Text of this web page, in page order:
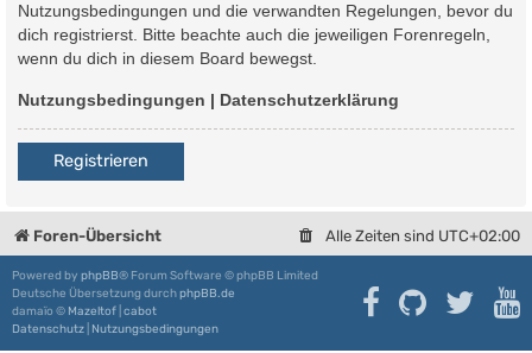
Nutzungsbedingungen und die verwandten Regelungen, bevor du
dich registrierst. Bitte beachte auch die jeweiligen Forenregeln,
wenn du dich in diesem Board bewegst.
Nutzungsbedingungen | Datenschutzerklärung
Registrieren
Foren-Übersicht Alle Zeiten sind UTC+02:00
Powered by phpBB® Forum Software © phpBB Limited
Deutsche Übersetzung durchphpBB.de
damaïo © Mazeltof cabot
Datenschutz Nutzungsbedingungen